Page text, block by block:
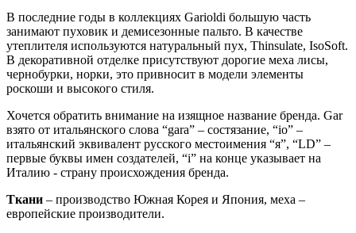
В последние годы в коллекциях Garioldi большую часть
занимают пуховик и демисезонные пальто. В качестве
утеплителя используются натуральный пух, Thinsulate, IsoSoft.
В декоративной отделке присутствуют дорогие меха лисы,
чернобурки, норки, это привносит в модели элементы
роскоши и высокого стиля.
Хочется обратить внимание на изящное название бренда. Gar
взято от итальянского слова “gara” – состязание, “io” –
итальянский эквивалент русского местоимения “я”, “LD” –
первые буквы имен создателей, “i” на конце указывает на
Италию - страну происхождения бренда.
Ткани – производство Южная Корея и Япония, меха –
европейские производители.